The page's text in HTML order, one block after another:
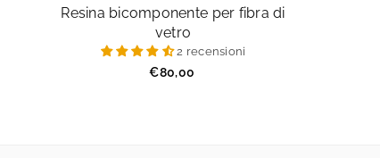
Resina bicomponente per fibra di
vetro
2 recensioni
Prezzo
€80,00